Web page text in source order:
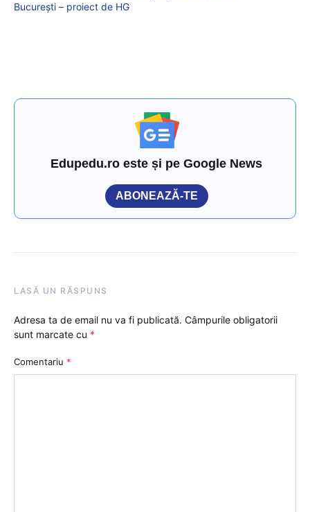
București – proiect de HG
Edupedu.ro este și pe Google News
ABONEAZĂ-TE
LASĂ UN RĂSPUNS
Adresa ta de email nu va fi publicată. Câmpurile obligatorii
sunt marcate cu *
Comentariu *